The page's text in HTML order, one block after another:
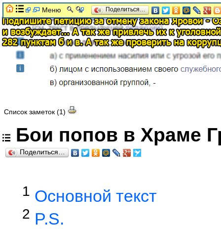
Список заметок (1)
Бои попов в Храме
Поделиться…
1 Основной текст
2 P.S.
Меню Поделиться…